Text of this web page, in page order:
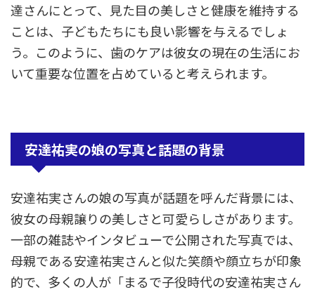
達さんにとって、見た目の美しさと健康を維持する
ことは、子どもたちにも良い影響を与えるでしょ
う。このように、歯のケアは彼女の現在の生活にお
いて重要な位置を占めていると考えられます。
安達祐実の娘の写真と話題の背景
安達祐実さんの娘の写真が話題を呼んだ背景には、
彼女の母親譲りの美しさと可愛らしさがあります。
一部の雑誌やインタビューで公開された写真では、
母親である安達祐実さんと似た笑顔や顔立ちが印象
的で、多くの人が「まるで子役時代の安達祐実さん